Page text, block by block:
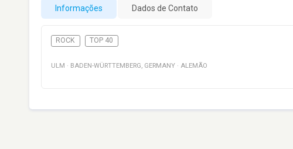
Informações Dados de Contato
ROCK TOP 40
ULM · BADEN-WÜRTTEMBERG, GERMANY · ALEMÃO